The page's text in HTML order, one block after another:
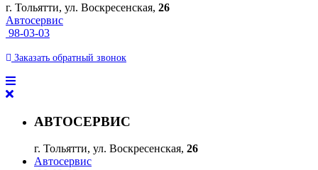
г. Тольятти, ул. Воскресенская, 26
Автосервис
98-03-03
Заказать обратный звонок
АВТОСЕРВИС
г. Тольятти, ул. Воскресенская, 26
Автосервис